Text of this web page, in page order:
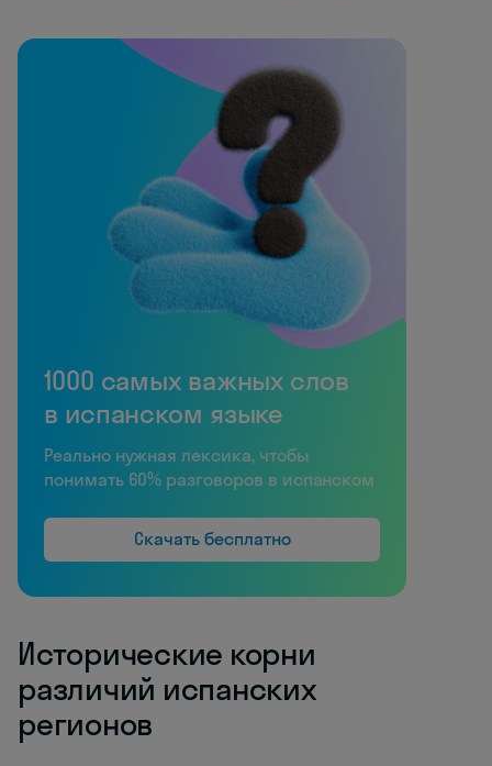
1000 самых важных слов
в испанском языке
Реально нужная лексика, чтобы
понимать 60% разговоров в испанском
Скачать бесплатно
Исторические корни
различий испанских
регионов